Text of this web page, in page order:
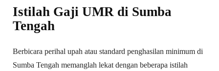
Istilah Gaji UMR di Sumba
Tengah
Berbicara perihal upah atau standard penghasilan minimum di
Sumba Tengah memanglah lekat dengan beberapa istilah